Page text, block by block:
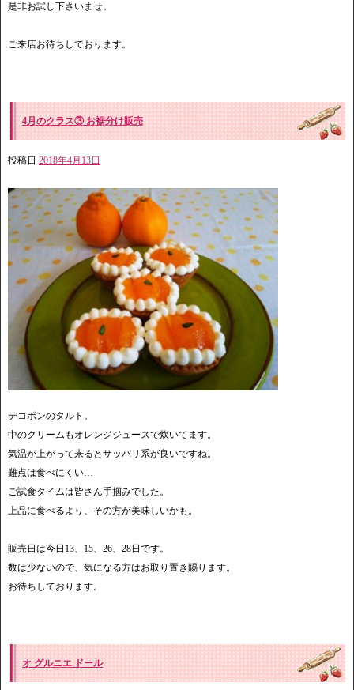
是非お試し下さいませ。
ご来店お待ちしております。
4月のクラス③ お裾分け販売
投稿日 2018年4月13日
デコポンのタルト。
中のクリームもオレンジジュースで炊いてます。
気温が上がって来るとサッパリ系が良いですね。
難点は食べにくい…
ご試食タイムは皆さん手掴みでした。
上品に食べるより、その方が美味しいかも。
販売日は今日13、15、26、28日です。
数は少ないので、気になる方はお取り置き賜ります。
お待ちしております。
オ グルニエ ドール